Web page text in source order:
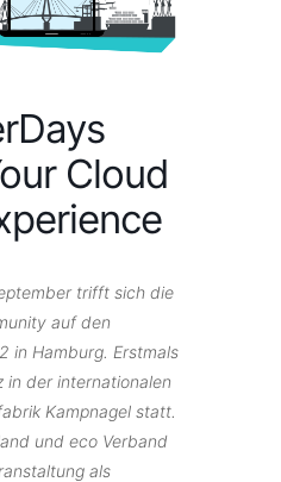
Cloud
trifft sich die
auf den
in Hamburg. Erstmals
in der internationalen
Kampnagel statt.
und eco Verband
als